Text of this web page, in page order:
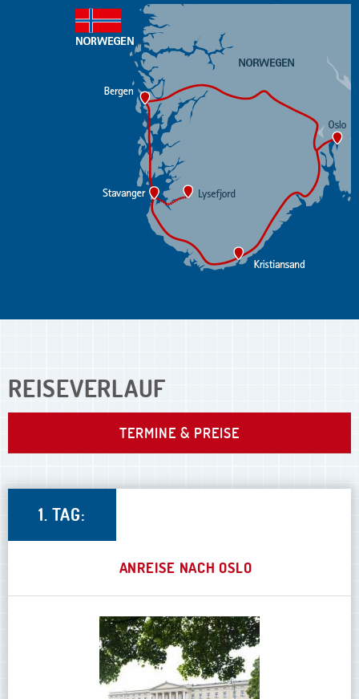
REISEVERLAUF
TERMINE & PREISE
1. TAG:
ANREISE NACH OSLO